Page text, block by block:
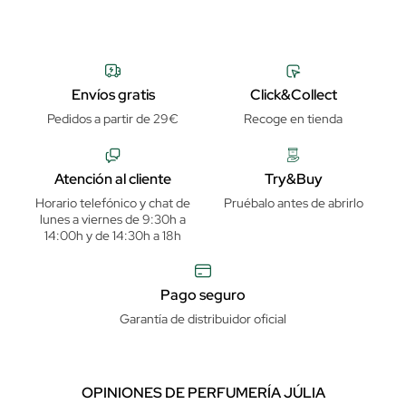
Envíos gratis
Pedidos a partir de 29€
Click&Collect
Recoge en tienda
Atención al cliente
Horario telefónico y chat de
lunes a viernes de 9:30h a
14:00h y de 14:30h a 18h
Try&Buy
Pruébalo antes de abrirlo
Pago seguro
Garantía de distribuidor oficial
OPINIONES DE PERFUMERÍA JÚLIA